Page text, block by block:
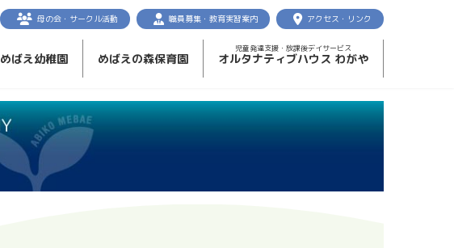
母の会・サークル活動 職員募集・教育実習案内 アクセス・リンク
めばえ幼稚園 めばえの森保育園 オルタナティブハウス わがや
児童発達支援・放課後デイサービス